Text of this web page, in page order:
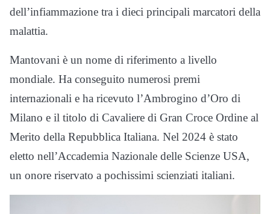
dell’infiammazione tra i dieci principali marcatori della
malattia.
Mantovani è un nome di riferimento a livello
mondiale. Ha conseguito numerosi premi
internazionali e ha ricevuto l’Ambrogino d’Oro di
Milano e il titolo di Cavaliere di Gran Croce Ordine al
Merito della Repubblica Italiana. Nel 2024 è stato
eletto nell’Accademia Nazionale delle Scienze USA,
un onore riservato a pochissimi scienziati italiani.